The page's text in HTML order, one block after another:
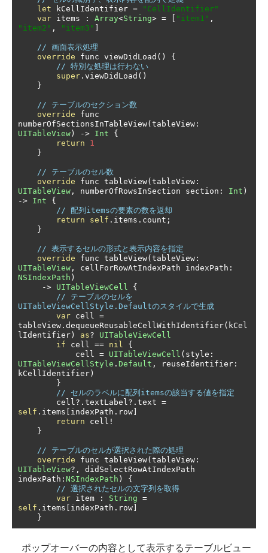
let kCellIdentifier =
"CellIdentifier"
var items : Array<String> = "item1" ,
"item2" , "item3"
// 画面表示処理
override func viewDidLoad ()
{
// 特別な処理は行わない
super . viewDidLoad ()
}
// テーブルのセクション数
override func
numberOfSectionsInTableView( tableView :
UITableView ) -> Int
{
return
1
}
// テーブルのセル数
override func tableView( tableView :
UITableView , numberOfRowsInSection section : Int )
-> Int
{
// 配列itemsの要素の数を返却
return
self . items . count ;
}
// 表示するセルの形式と表示内容を指定
override func tableView( tableView :
UITableView , cellForRowAtIndexPath indexPath :
NSIndexPath )
-> UITableViewCell
{
// テーブルのセルを
UITableViewCellStyle.Defaultのスタイルで生成
var cell =
tableView . dequeueReusableCellWithIdentifier( kCel
lIdentifier ) as?
UITableViewCell
if cell == nil
{
            cell
= UITableViewCell ( style :
UITableViewCellStyle . Default , reuseIdentifier :
kCellIdentifier )
}
// セルのラベルに配列itemsの該当する値を指定
        cell
?. textLabel?. text =
self . items indexPath . row
return cell !
}
// テーブルのセルが選択された際の処理
override func tableView( tableView :
UITableView?,
didSelectRowAtIndexPath
indexPath : NSIndexPath )
{
// 選択されたセルの文字列を取得
var item : String =
self . items indexPath . row
}
ポップオーバーの内容として表示するテーブルビュー